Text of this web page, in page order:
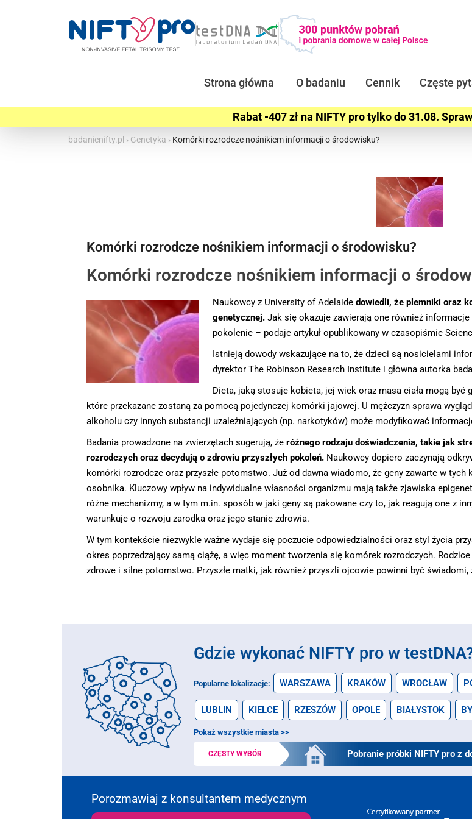
Strona główna O badaniu Cennik Częste
Rabat -407 zł na NIFTY pro tylko do 31.08.
badanienifty.pl › Genetyka › Komórki rozrodcze nośnikiem informacji o środowisku?
Komórki rozrodcze nośnikiem informacji o środowisku?
Komórki rozrodcze nośnikiem informacji o
Naukowcy z University of Adelaide dowiedli, że plemniki oraz
genetycznej.Jak się okazuje zawierają one również
pokolenie – podaje artykuł opublikowany w czasopiśmie
Istnieją dowody wskazujące na to, że dzieci są nosicielami
dyrektor The Robinson Research Institute i główna autorka
Dieta, jaką stosuje kobieta, jej wiek oraz masa ciała mogą być
które przekazane zostaną za pomocą pojedynczej komórki jajowej. U mężczyzn sprawa
alkoholu czy innych substancji uzależniających (np. narkotyków) może modyfikować
Badania prowadzone na zwierzętach sugerują, że różnego rodzaju doświadczenia, takie jak
rozrodczych oraz decydują o zdrowiu przyszłych pokoleń. Naukowcy dopiero zaczynają
komórki rozrodcze oraz przyszłe potomstwo. Już od dawna wiadomo, że geny zawarte w
osobnika. Kluczowy wpływ na indywidualne własności organizmu mają także zjawiska
różne mechanizmy, a w tym m.in. sposób w jaki geny są pakowane czy to, jak reagują one z
warunkuje o rozwoju zarodka oraz jego stanie zdrowia.
W tym kontekście niezwykle ważne wydaje się poczucie odpowiedzialności oraz styl życia
okres poprzedzający samą ciążę, a więc moment tworzenia się komórek rozrodczych.
zdrowe i silne potomstwo. Przyszłe matki, jak również przyszli ojcowie powinni być
Gdzie wykonać NIFTY pro w
Popularne lokalizacje: WARSZAWA KRAKÓW WROCŁAW
LUBLIN KIELCE RZESZÓW OPOLE BIAŁYSTOK
Pokaż wszystkie miasta >>
CZĘSTY WYBÓR Pobranie próbki NIFTY pro z
Porozmawiaj z konsultantem medycznym